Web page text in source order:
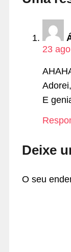
23
E
Deixe
O seu